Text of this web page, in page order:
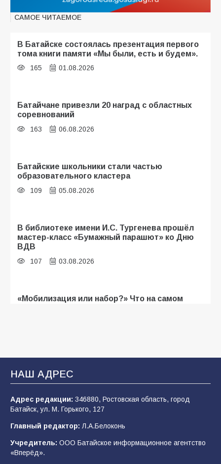
САМОЕ ЧИТАЕМОЕ
В Батайске состоялась презентация первого
тома книги памяти «Мы были, есть и будем».
165 01.08.2026
Батайчане привезли 20 наград с областных
соревнований
163 06.08.2026
Батайские школьники стали частью
образовательного кластера
109 05.08.2026
В библиотеке имени И.С. Тургенева прошёл
мастер-класс «Бумажный парашют» ко Дню
ВДВ
107 03.08.2026
«Мобилизация или набор?» Что на самом
В Батайске продолжаются дорожные работы
99 04.08.2026
после выборов: в Госдуме дали ответ
94 06.08.2026
НАШ АДРЕС
Адрес редакции: 346880, Ростовская область, город
Батайск, ул. М. Горького, 127
Главный редактор: Л.А.Белоконь
Учредитель: ООО Батайское информационное агентство
«Вперёд».